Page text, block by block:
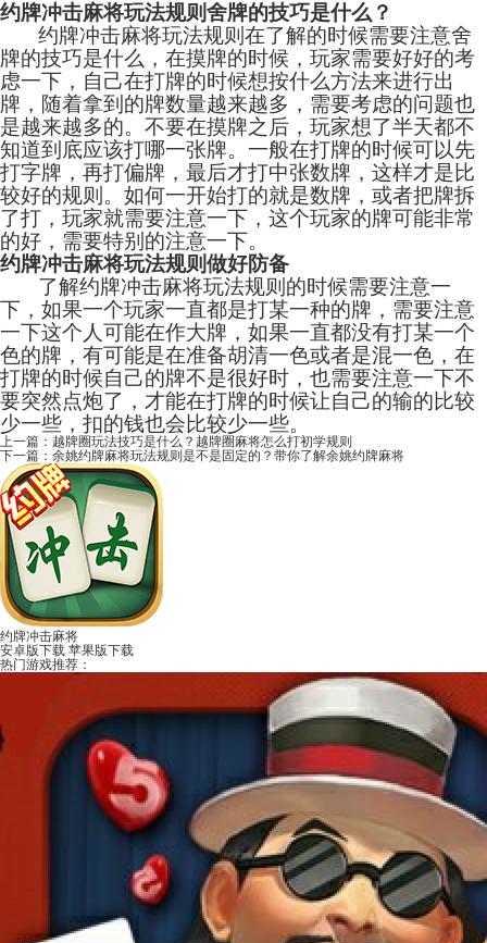
约牌冲击麻将玩法规则舍牌的技巧是什么？
约牌冲击麻将玩法规则在了解的时候需要注意舍
牌的技巧是什么，在摸牌的时候，玩家需要好好的考
虑一下，自己在打牌的时候想按什么方法来进行出
牌，随着拿到的牌数量越来越多，需要考虑的问题也
是越来越多的。不要在摸牌之后，玩家想了半天都不
知道到底应该打哪一张牌。一般在打牌的时候可以先
打字牌，再打偏牌，最后才打中张数牌，这样才是比
较好的规则。如何一开始打的就是数牌，或者把牌拆
了打，玩家就需要注意一下，这个玩家的牌可能非常
的好，需要特别的注意一下。
约牌冲击麻将玩法规则做好防备
了解约牌冲击麻将玩法规则的时候需要注意一
下，如果一个玩家一直都是打某一种的牌，需要注意
一下这个人可能在作大牌，如果一直都没有打某一个
色的牌，有可能是在准备胡清一色或者是混一色，在
打牌的时候自己的牌不是很好时，也需要注意一下不
要突然点炮了，才能在打牌的时候让自己的输的比较
少一些，扣的钱也会比较少一些。
上一篇： 越牌圈玩法技巧是什么？越牌圈麻将怎么打初学规则
下一篇： 余姚约牌麻将玩法规则是不是固定的？带你了解余姚约牌麻将
约牌冲击麻将
安卓版下载 苹果版下载
热门游戏推荐：